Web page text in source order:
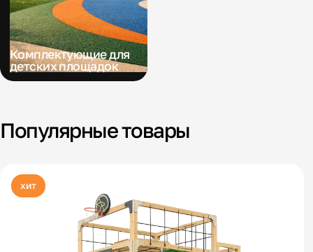
Комплектующие для
детских площадок
Популярные товары
хит